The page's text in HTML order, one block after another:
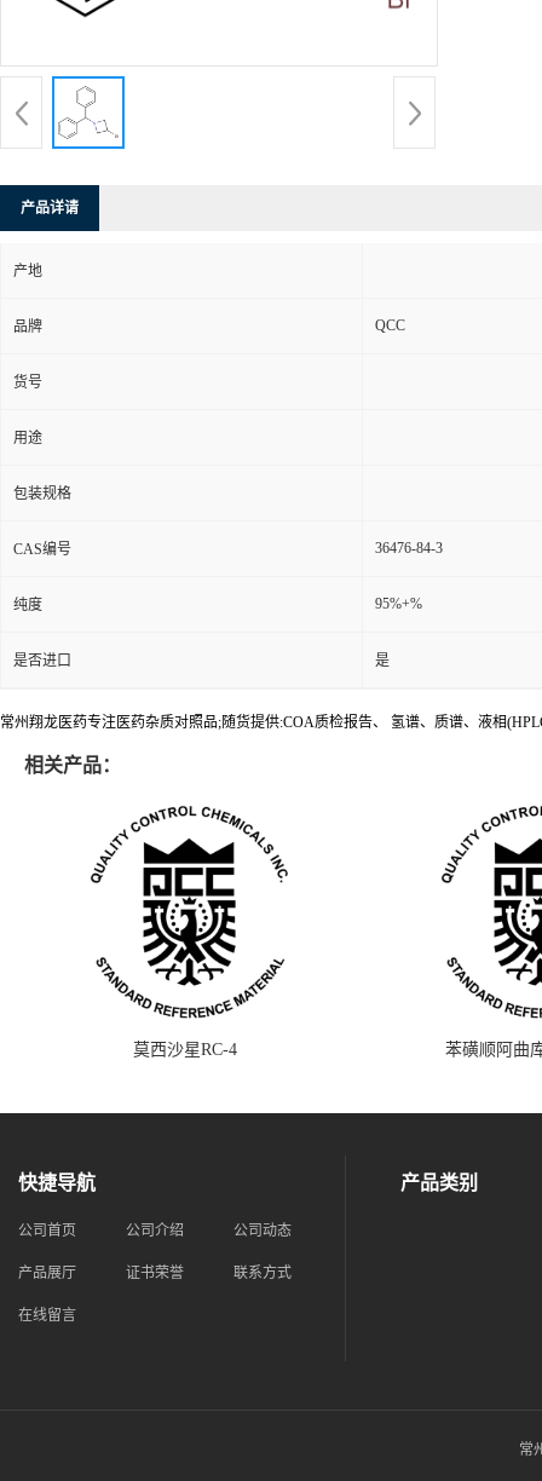
产品详请
产地
品牌 QCC
货号
用途
包装规格
CAS编号 36476-84-3
纯度 95%+%
是否进口 是
常州翔龙医药专注医药杂质对照品;随货提供:COA质检报告、 氢谱、质谱、液相
相关产品：
莫西沙星RC-4 苯磺顺阿曲
快捷导航
公司首页 公司介绍 公司动态
产品展厅 证书荣誉 联系方式
在线留言
产品类别
常